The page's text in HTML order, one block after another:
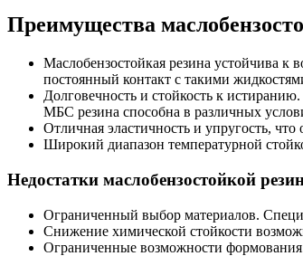
Преимущества
Маслобензостойкая резина устойчива к
постоянный контакт с такими
Долговечность и стойкость к истиранию.
МБС резина способна в различных
Отличная эластичность и упругость,
Широкий диапазон температурной
Недостатки маслобензостойкой
Ограниченный выбор материалов.
Снижение химической стойкости
Ограниченные возможности